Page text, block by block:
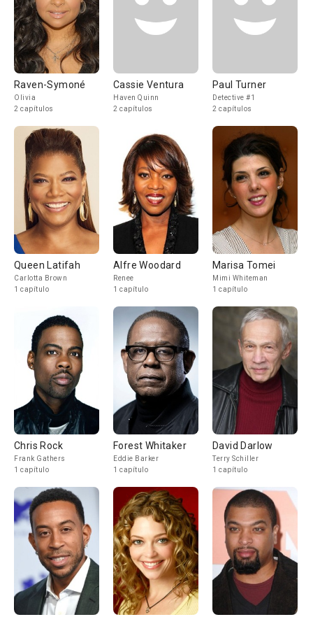
Raven-Symoné
Olivia
2 capítulos
Cassie Ventura
Haven Quinn
2 capítulos
Paul Turner
Detective #1
2 capítulos
Queen Latifah
Carlotta Brown
1 capítulo
Alfre Woodard
Renee
1 capítulo
Marisa Tomei
Mimi Whiteman
1 capítulo
Chris Rock
Frank Gathers
1 capítulo
Forest Whitaker
Eddie Barker
1 capítulo
David Darlow
Terry Schiller
1 capítulo